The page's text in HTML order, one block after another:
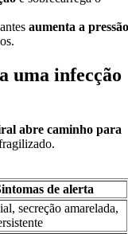
aumenta a
uma infecção
abre caminho para
de alerta
secreção amarelada,